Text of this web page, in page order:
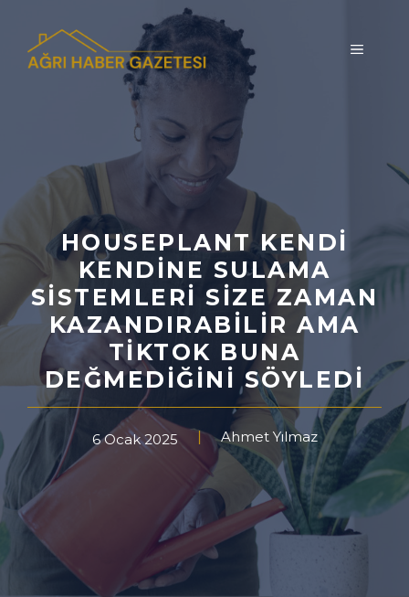
MENÜ
HOUSEPLANT KENDI
KENDINE SULAMA
SISTEMLERI SIZE ZAMAN
KAZANDIRABILIR AMA
TIKTOK BUNA
DEĞMEDIĞINI SÖYLEDI
6 Ocak 2025 Ahmet Yılmaz